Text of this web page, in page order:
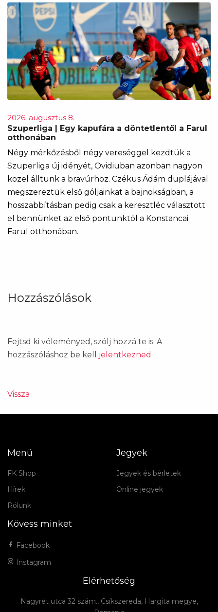
2026. augusztus 8.
Szuperliga | Egy kapufára a döntetlentől a Farul
otthonában
Négy mérkőzésből négy vereséggel kezdtük a
Szuperliga új idényét, Ovidiuban azonban nagyon
közel álltunk a bravúrhoz. Czékus Ádám duplájával
megszereztük első góljainkat a bajnokságban, a
hosszabbításban pedig csak a keresztléc választott
el bennünket az első pontunktól a Konstancai
Farul otthonában.
Hozzászólások
Fejtsd ki véleményed, szólj hozzá te is. A
hozzászóláshoz be kell jelentkezned .
Vissza
Menü
FK Shop
Hírek
Rólunk
Jegyek
Jegyek és bérletek
Online jegyek
Kövess minket
Facebook
Instagram
Elérhetőség
Nagyrét utca 32 szám., Csíkszereda, Hargita megye,